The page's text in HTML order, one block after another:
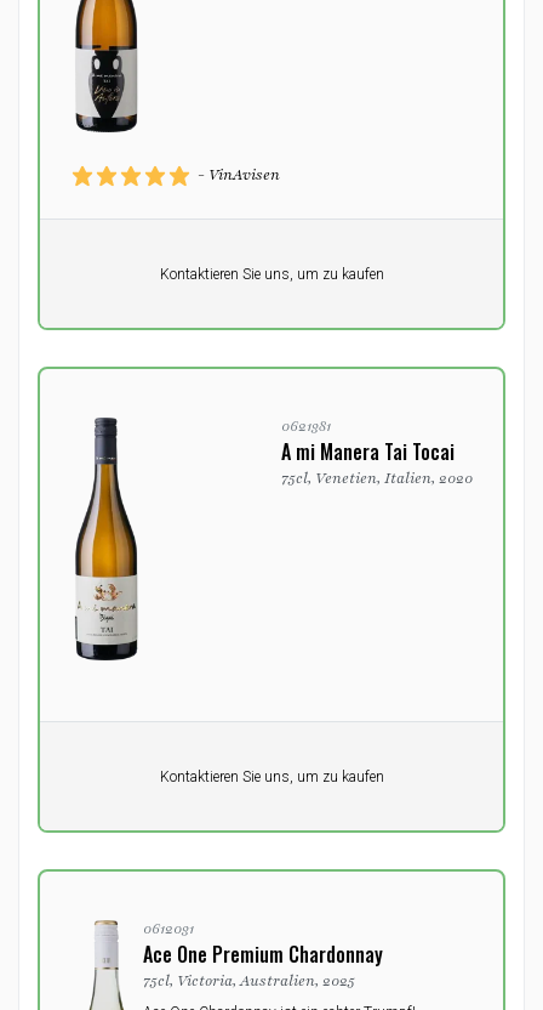
- VinAvisen
Kontaktieren Sie uns, um zu kaufen
0621381
A mi Manera Tai Tocai
75cl, Venetien, Italien, 2020
Kontaktieren Sie uns, um zu kaufen
0612031
Ace One Premium Chardonnay
75cl, Victoria, Australien, 2025